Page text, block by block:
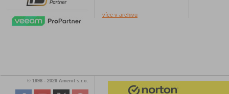
více v archivu
© 1998 - 2026 Amenit s.r.o.